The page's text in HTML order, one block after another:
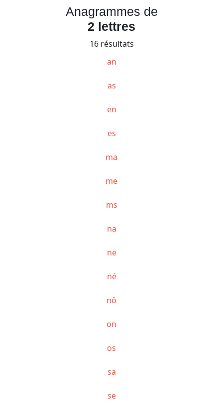
Anagrammes de
2 lettres
16 résultats
an
as
en
es
ma
me
ms
na
ne
né
nô
on
os
sa
se